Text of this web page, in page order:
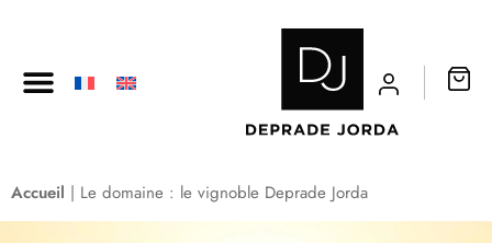
LES OENO-BALADES
Accueil | Le domaine : le vignoble Deprade Jorda